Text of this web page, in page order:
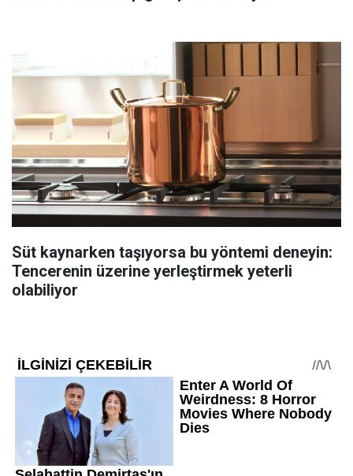
Süt kaynarken taşıyorsa bu yöntemi deneyin:
Tencerenin üzerine yerleştirmek yeterli
olabiliyor